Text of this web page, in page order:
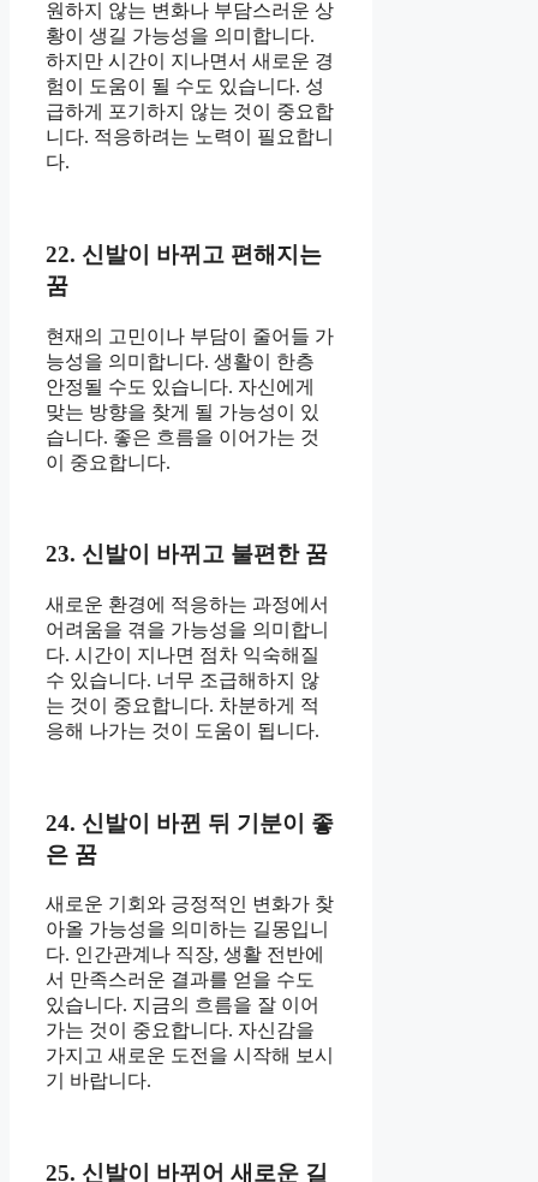
원하지 않는 변화나 부담스러운 상
황이 생길 가능성을 의미합니다.
하지만 시간이 지나면서 새로운 경
험이 도움이 될 수도 있습니다. 성
급하게 포기하지 않는 것이 중요합
니다. 적응하려는 노력이 필요합니
다.
22. 신발이 바뀌고 편해지는
꿈
현재의 고민이나 부담이 줄어들 가
능성을 의미합니다. 생활이 한층
안정될 수도 있습니다. 자신에게
맞는 방향을 찾게 될 가능성이 있
습니다. 좋은 흐름을 이어가는 것
이 중요합니다.
23. 신발이 바뀌고 불편한 꿈
새로운 환경에 적응하는 과정에서
어려움을 겪을 가능성을 의미합니
다. 시간이 지나면 점차 익숙해질
수 있습니다. 너무 조급해하지 않
는 것이 중요합니다. 차분하게 적
응해 나가는 것이 도움이 됩니다.
24. 신발이 바뀐 뒤 기분이 좋
은 꿈
새로운 기회와 긍정적인 변화가 찾
아올 가능성을 의미하는 길몽입니
다. 인간관계나 직장, 생활 전반에
서 만족스러운 결과를 얻을 수도
있습니다. 지금의 흐름을 잘 이어
가는 것이 중요합니다. 자신감을
가지고 새로운 도전을 시작해 보시
기 바랍니다.
25. 신발이 바뀌어 새로운 길